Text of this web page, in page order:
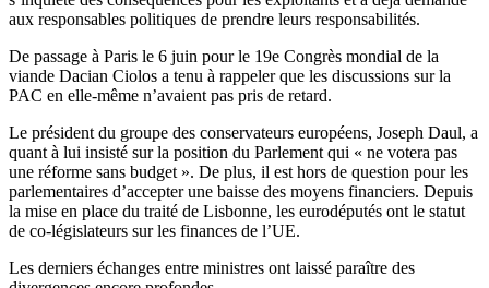
aux responsables politiques de prendre leurs responsabilités.
De passage à Paris le 6 juin pour le 19e Congrès mondial de la
viande Dacian Ciolos a tenu à rappeler que les discussions sur la
PAC en elle-même n’avaient pas pris de retard.
Le président du groupe des conservateurs européens, Joseph Daul, a
quant à lui insisté sur la position du Parlement qui « ne votera pas
une réforme sans budget ». De plus, il est hors de question pour les
parlementaires d’accepter une baisse des moyens financiers. Depuis
la mise en place du traité de Lisbonne, les eurodéputés ont le statut
de co-législateurs sur les finances de l’UE.
Les derniers échanges entre ministres ont laissé paraître des